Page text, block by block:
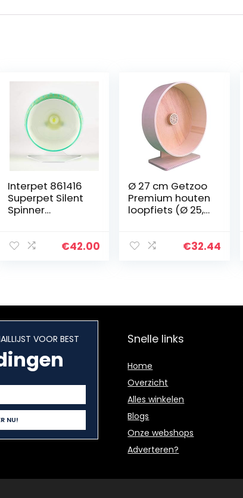
Interpet 861416
Superpet Silent
Spinner
30 cm, diverse
€42.00
Ø 27 cm Getzoo
Premium houten
loopfiets (Ø 25,8
cm)
€32.44
VOOR BEST Snelle links
Home
Overzicht
Alles winkelen
Blogs
Onze webshops
Adverteren?